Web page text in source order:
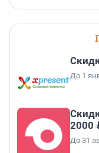
До 1
2000
До 31